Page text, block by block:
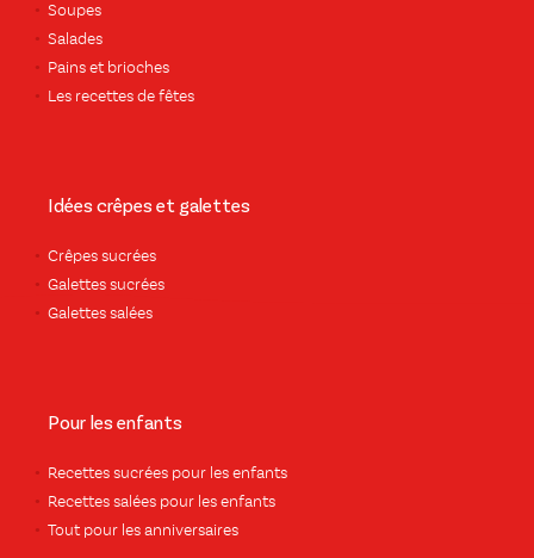
Soupes
Salades
Pains et brioches
Les recettes de fêtes
Idées crêpes et galettes
Crêpes sucrées
Galettes sucrées
Galettes salées
Pour les enfants
Recettes sucrées pour les enfants
Recettes salées pour les enfants
Tout pour les anniversaires